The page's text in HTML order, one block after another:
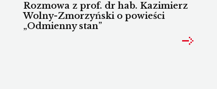
Rozmowa z prof. dr hab. Kazimierz
Wolny-Zmorzyński o powieści
„Odmienny stan”